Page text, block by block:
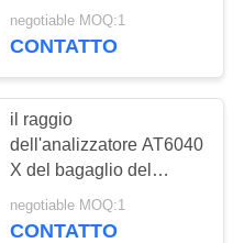
Logestic ed il controllo
dell'autostazione
negotiable MOQ:1
CONTATTO
il raggio
dell'analizzatore AT6040
X del bagaglio del
raggio x lavora AT6040
a macchina che lavora
negotiable MOQ:1
CONTATTO